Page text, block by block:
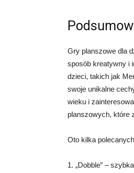
Gry planszowe dla
sposób kreatywny i
dzieci, takich jak
swoje unikalne
wieku i
planszowych, które
Oto kilka
1. „Dobble” –